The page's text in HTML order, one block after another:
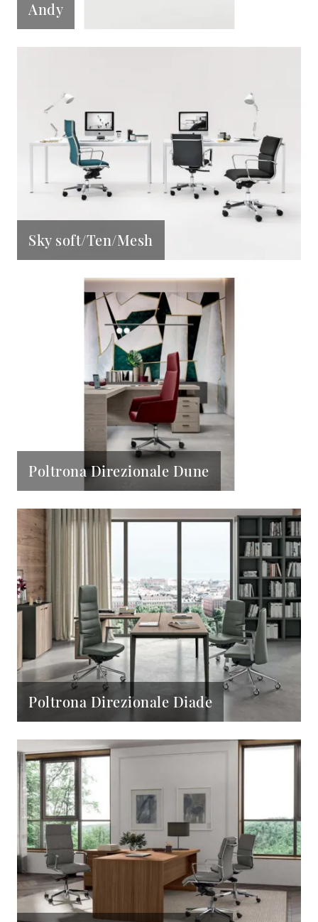
Andy
Sky soft/Ten/Mesh
Poltrona Direzionale Dune
Poltrona Direzionale Diade